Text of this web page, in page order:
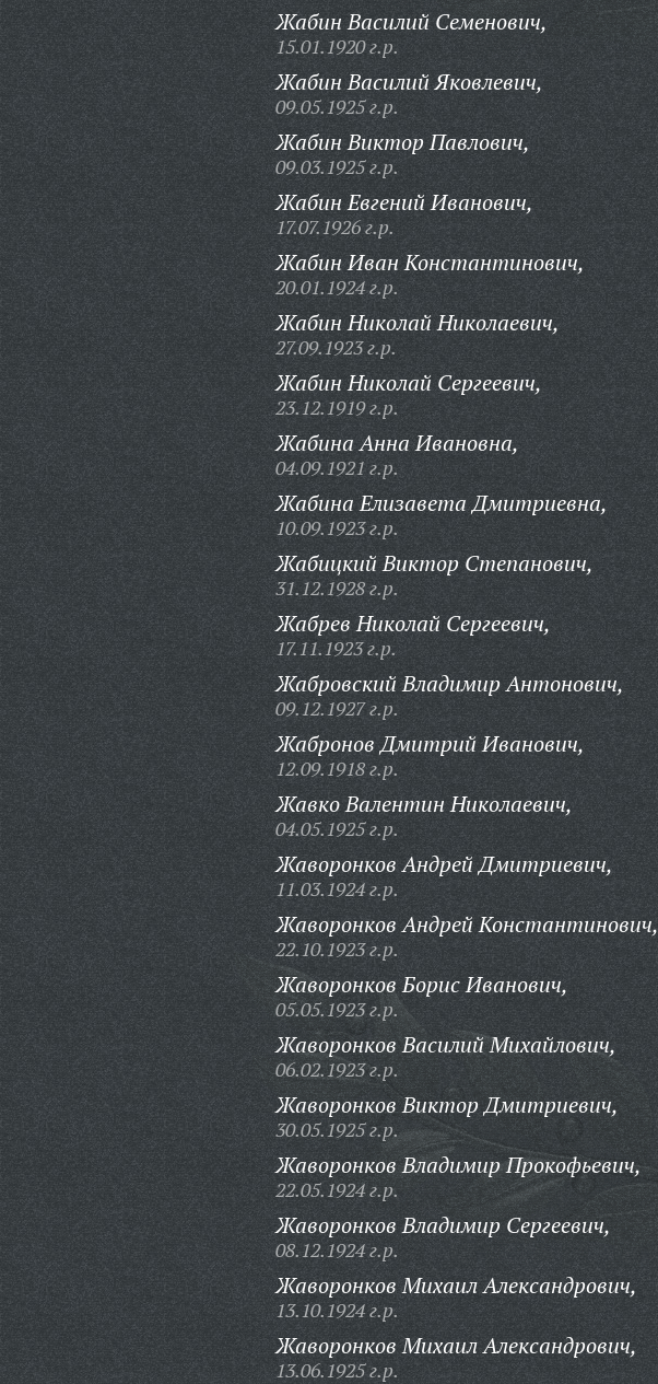
Жабин Василий Семенович,
15.01.1920 г.р.
Жабин Василий Яковлевич,
09.05.1925 г.р.
Жабин Виктор Павлович,
09.03.1925 г.р.
Жабин Евгений Иванович,
17.07.1926 г.р.
Жабин Иван Константинович,
20.01.1924 г.р.
Жабин Николай Николаевич,
27.09.1923 г.р.
Жабин Николай Сергеевич,
23.12.1919 г.р.
Жабина Анна Ивановна,
04.09.1921 г.р.
Жабина Елизавета Дмитриевна,
10.09.1923 г.р.
Жабицкий Виктор Степанович,
31.12.1928 г.р.
Жабрев Николай Сергеевич,
17.11.1923 г.р.
Жабровский Владимир Антонович,
09.12.1927 г.р.
Жабронов Дмитрий Иванович,
12.09.1918 г.р.
Жавко Валентин Николаевич,
04.05.1925 г.р.
Жаворонков Андрей Дмитриевич,
11.03.1924 г.р.
Жаворонков Андрей Константинович,
22.10.1923 г.р.
Жаворонков Борис Иванович,
05.05.1923 г.р.
Жаворонков Василий Михайлович,
06.02.1923 г.р.
Жаворонков Виктор Дмитриевич,
30.05.1925 г.р.
Жаворонков Владимир Прокофьевич,
22.05.1924 г.р.
Жаворонков Владимир Сергеевич,
08.12.1924 г.р.
Жаворонков Михаил Александрович,
13.10.1924 г.р.
Жаворонков Михаил Александрович,
13.06.1925 г.р.